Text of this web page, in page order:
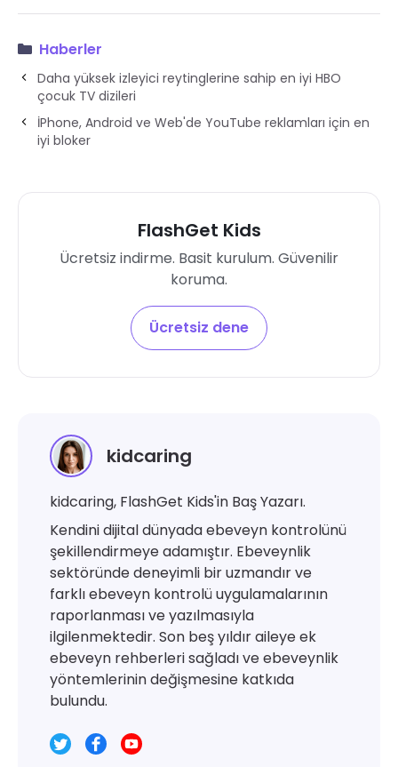
Haberler
Daha yüksek izleyici reytinglerine sahip en iyi HBO
çocuk TV dizileri
İPhone, Android ve Web'de YouTube reklamları için en
iyi bloker
FlashGet Kids
Ücretsiz indirme. Basit kurulum. Güvenilir
koruma.
Ücretsiz dene
kidcaring
kidcaring, FlashGet Kids'in Baş Yazarı.
Kendini dijital dünyada ebeveyn kontrolünü
şekillendirmeye adamıştır. Ebeveynlik
sektöründe deneyimli bir uzmandır ve
farklı ebeveyn kontrolü uygulamalarının
raporlanması ve yazılmasıyla
ilgilenmektedir. Son beş yıldır aileye ek
ebeveyn rehberleri sağladı ve ebeveynlik
yöntemlerinin değişmesine katkıda
bulundu.